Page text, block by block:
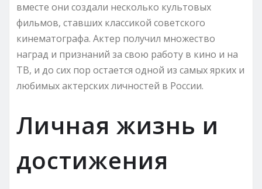
вместе они создали несколько культовых
фильмов, ставших классикой советского
кинематографа. Актер получил множество
наград и признаний за свою работу в кино и на
ТВ, и до сих пор остается одной из самых ярких и
любимых актерских личностей в России.
Личная жизнь и
достижения